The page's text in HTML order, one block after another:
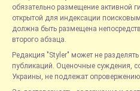
обязательно размещение активной
открытой для индексации
должна быть размещена
второго абзаца.
Редакция "Styler" может не
публикаций. Оценочные суждения,
Украины, не подлежат